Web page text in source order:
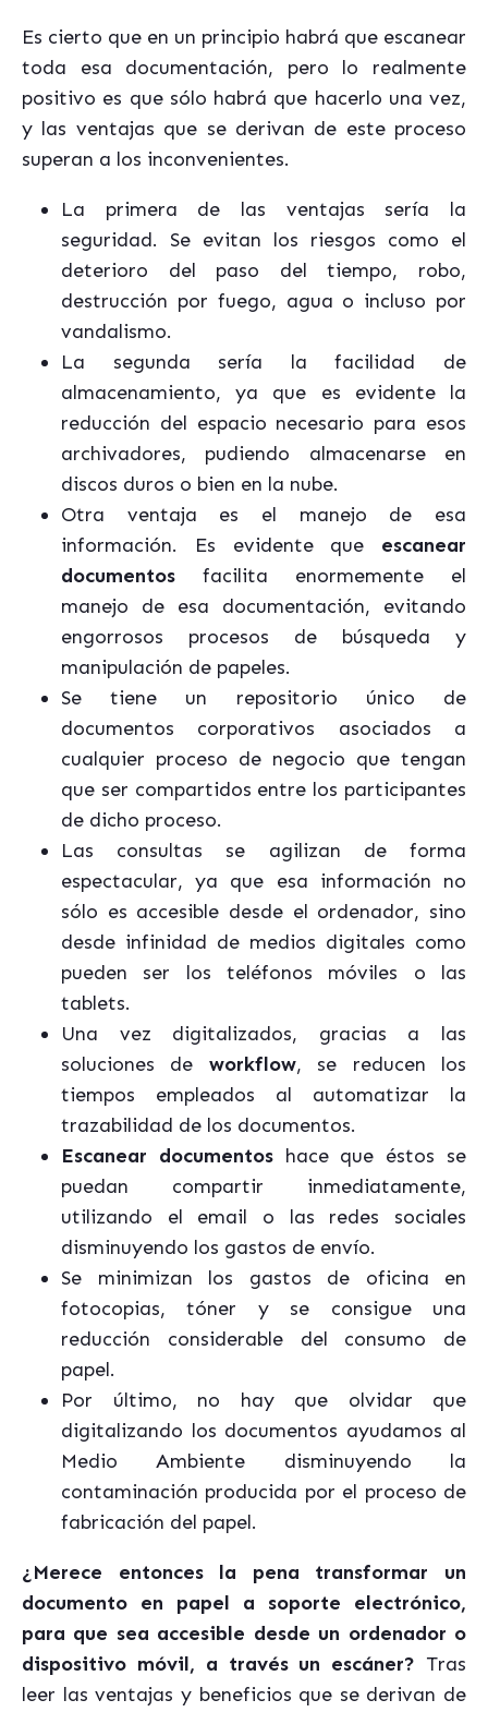
Es cierto que en un principio habrá que escanear
toda esa documentación, pero lo realmente
positivo es que sólo habrá que hacerlo una vez,
y las ventajas que se derivan de este proceso
superan a los inconvenientes.
La primera de las ventajas sería la
seguridad. Se evitan los riesgos como el
deterioro del paso del tiempo, robo,
destrucción por fuego, agua o incluso por
vandalismo.
La segunda sería la facilidad de
almacenamiento, ya que es evidente la
reducción del espacio necesario para esos
archivadores, pudiendo almacenarse en
discos duros o bien en la nube.
Otra ventaja es el manejo de esa
información. Es evidente que escanear
documentos facilita enormemente el
manejo de esa documentación, evitando
engorrosos procesos de búsqueda y
manipulación de papeles.
Se tiene un repositorio único de
documentos corporativos asociados a
cualquier proceso de negocio que tengan
que ser compartidos entre los participantes
de dicho proceso.
Las consultas se agilizan de forma
espectacular, ya que esa información no
sólo es accesible desde el ordenador, sino
desde infinidad de medios digitales como
pueden ser los teléfonos móviles o las
tablets.
Una vez digitalizados, gracias a las
soluciones de workflow, se reducen los
tiempos empleados al automatizar la
trazabilidad de los documentos.
Escanear documentoshace que éstos se
puedan compartir inmediatamente,
utilizando el email o las redes sociales
disminuyendo los gastos de envío.
Se minimizan los gastos de oficina en
fotocopias, tóner y se consigue una
reducción considerable del consumo de
papel.
Por último, no hay que olvidar que
digitalizando los documentos ayudamos al
Medio Ambiente disminuyendo la
contaminación producida por el proceso de
fabricación del papel.
¿Merece entonces la pena transformar un
documento en papel a soporte electrónico,
para que sea accesible desde un ordenador o
dispositivo móvil, a través un escáner? Tras
leer las ventajas y beneficios que se derivan de